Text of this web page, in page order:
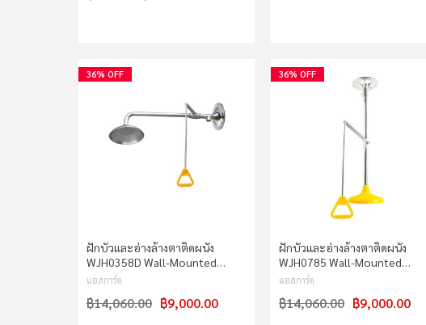
36% OFF
ฝักบัวและอ่างล้างตาติดผนัง
WJH0358D Wall-Mounted…
แอสการ์ด
฿9,000.00
฿14,060.00
36% OFF
ฝักบัวและอ่างล้างตาติดผนัง
WJH0785 Wall-Mounted…
แอสการ์ด
฿9,000.00
฿14,060.00